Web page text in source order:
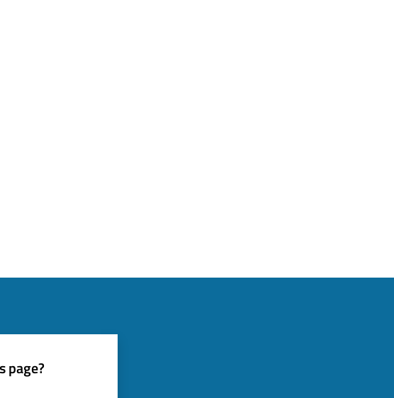
page?